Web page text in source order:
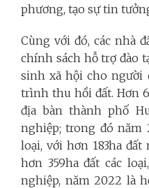
phương, tạo sự tin
Cùng với đó, các nhà
chính sách hỗ trợ đào
sinh xã hội cho người
trình thu hồi đất. Hơn
địa bàn thành phố
nghiệp; trong đó năm
loại, với hơn 183ha
hơn 359ha đất các
nghiệp, năm 2022 là